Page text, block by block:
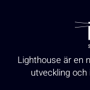
Lighthouse är en
utveckling